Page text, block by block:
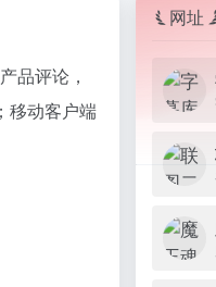
品评论，
移动客户端
网址